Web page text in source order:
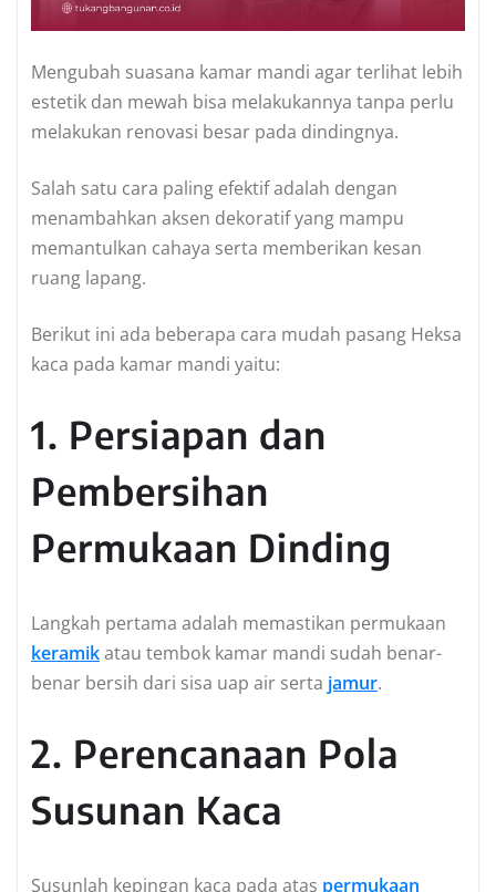
Mengubah suasana kamar mandi agar terlihat lebih
estetik dan mewah bisa melakukannya tanpa perlu
melakukan renovasi besar pada dindingnya.
Salah satu cara paling efektif adalah dengan
menambahkan aksen dekoratif yang mampu
memantulkan cahaya serta memberikan kesan
ruang lapang.
Berikut ini ada beberapa cara mudah pasang Heksa
kaca pada kamar mandi yaitu:
1. Persiapan dan
Pembersihan
Permukaan Dinding
Langkah pertama adalah memastikan permukaan
keramikatau tembok kamar mandi sudah benar-
benar bersih dari sisa uap air serta jamur.
2. Perencanaan Pola
Susunan Kaca
Susunlah kepingan kaca pada atas permukaan